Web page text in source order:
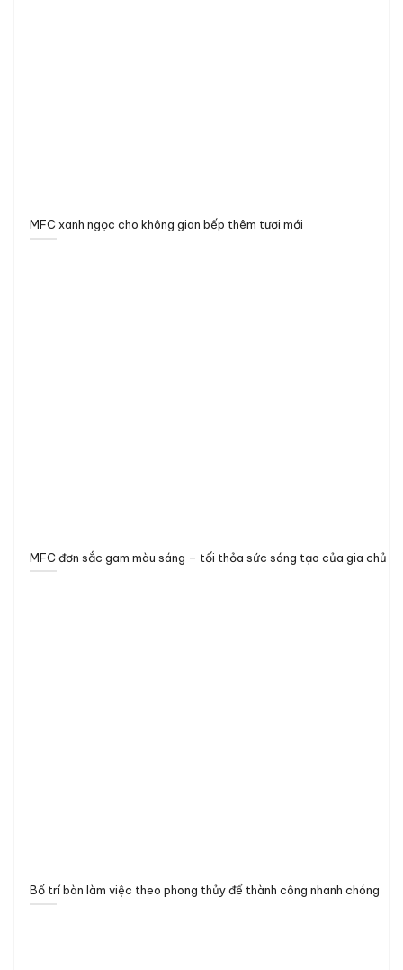
MFC xanh ngọc cho không gian bếp thêm tươi mới
MFC đơn sắc gam màu sáng – tối thỏa sức sáng tạo của gia chủ
Bố trí bàn làm việc theo phong thủy để thành công nhanh chóng